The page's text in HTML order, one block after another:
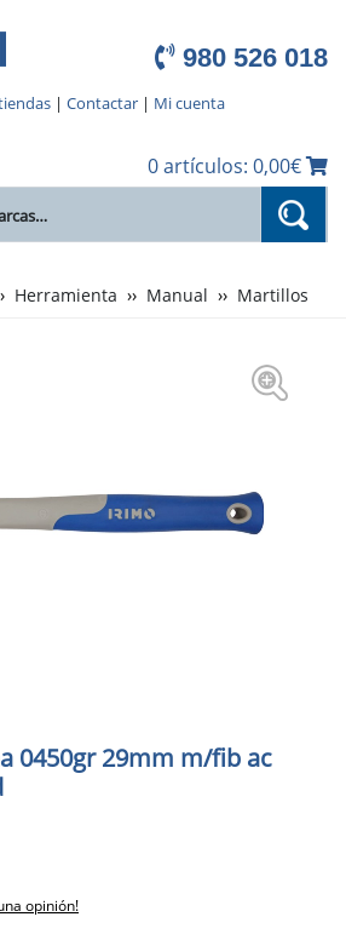
980 526 018
| Contactar| Mi cuenta
0 artículos: 0,00€
Herramienta Manual Martillos
0450gr 29mm m/fib ac
opinión!